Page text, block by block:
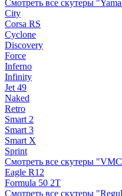
Смотреть все скутеры
City
Corsa RS
Cyclone
Discovery
Force
Inferno
Infinity
Jet 49
Naked
Retro
Smart 2
Smart 3
Smart X
Sprint
Смотреть все скутеры
Eagle R12
Formula 50 2Т
Смотреть все скутеры